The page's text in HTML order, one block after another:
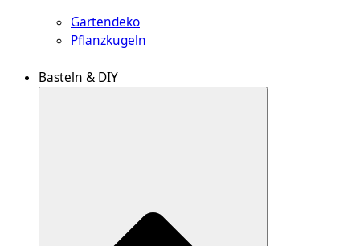
Gartendeko
Pflanzkugeln
Basteln & DIY